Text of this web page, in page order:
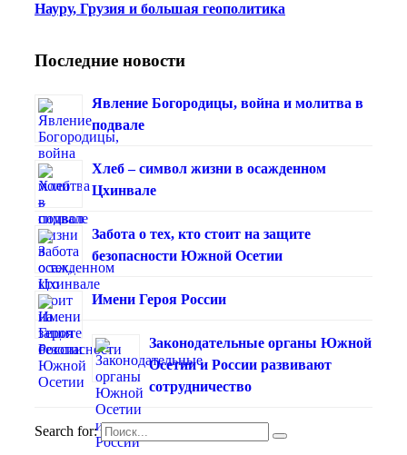
Науру, Грузия и большая геополитика
Последние новости
Явление Богородицы, война и молитва в
подвале
Хлеб – символ жизни в осажденном
Цхинвале
Забота о тех, кто стоит на защите
безопасности Южной Осетии
Имени Героя России
Законодательные органы Южной
Осетии и России развивают
сотрудничество
Search for: